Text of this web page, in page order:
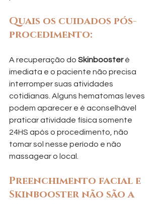
Quais os cuidados pós-
procedimento:
A recuperação do Skinbooster é
imediata e o paciente não precisa
interromper suas atividades
cotidianas. Alguns hematomas leves
podem aparecer e é aconselhável
praticar atividade física somente
24HS após o procedimento, não
tomar sol nesse período e não
massagear o local.
Preenchimento facial e
Skinbooster não são a